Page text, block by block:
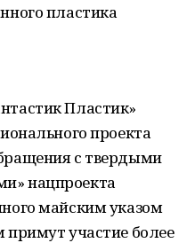
пластика
Пластик»
проекта
с твердыми
нацпроекта
майским указом
участие более